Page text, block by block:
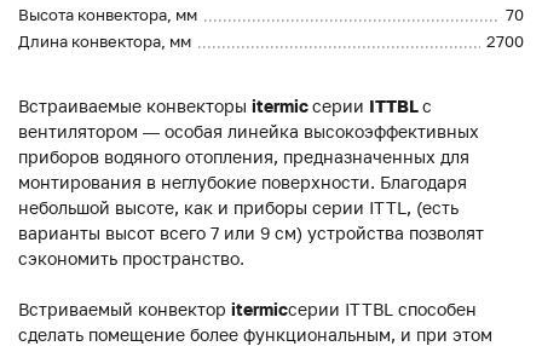
Высота конвектора, мм
70
Длина конвектора, мм
2700
Встраиваемые конвекторы itermicсерии ITTBLс
вентилятором — особая линейка высокоэффективных
приборов водяного отопления, предназначенных для
монтирования в неглубокие поверхности. Благодаря
небольшой высоте, как и приборы серии ITTL, (есть
варианты высот всего 7 или 9 см) устройства позволят
сэкономить пространство.
Встриваемый конвектор itermicсерии ITTBL способен
сделать помещение более функциональным, и при этом